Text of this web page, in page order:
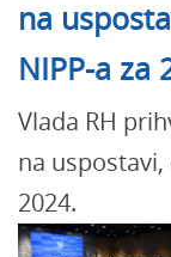
na
NIPP-a za
Vlada RH
na uspostavi,
2024.